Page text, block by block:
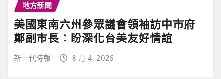
地方新聞
美國東南六州參眾議會領袖訪中市府
鄭副市長：盼深化台美友好情誼
新一代時報 8 月 4, 2026